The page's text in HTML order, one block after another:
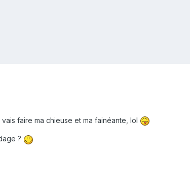
faire ma chieuse et ma fainéante, lol
?